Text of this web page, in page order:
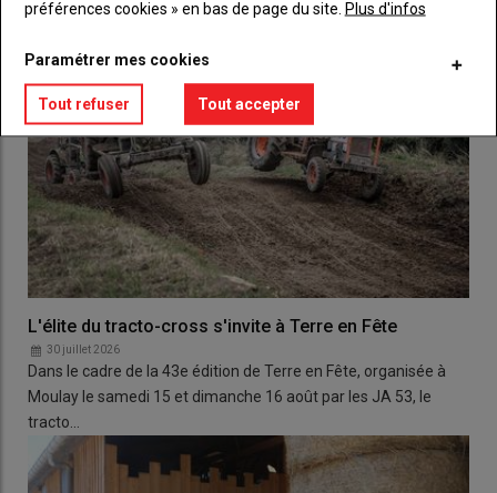
L'élite du tracto-cross s'invite à Terre en Fête
30 juillet 2026
Dans le cadre de la 43e édition de Terre en Fête, organisée à
Moulay le samedi 15 et dimanche 16 août par les JA 53, le
tracto…
préférences cookies » en bas de page du site. Plus d'infos
Paramétrer mes cookies
Tout refuser Tout accepter